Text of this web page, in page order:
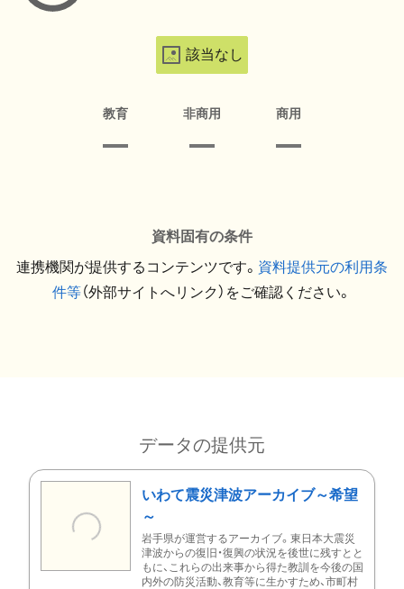
該当なし
教育 非商用 商用
資料固有の条件
連携機関が提供するコンテンツです。 資料提供元の利用条
件等（外部サイトへリンク）をご確認ください。
データの提供元
いわて震災津波アーカイブ～希望
～
岩手県が運営するアーカイブ。東日本大震災
津波からの復旧・復興の状況を後世に残すとと
もに、これらの出来事から得た教訓を今後の国
内外の防災活動、教育等に生かすため、市町村